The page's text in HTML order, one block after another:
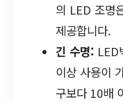
의 LED 조명
제공합니다.
긴 수명: LED
이상 사용이
구보다 10배